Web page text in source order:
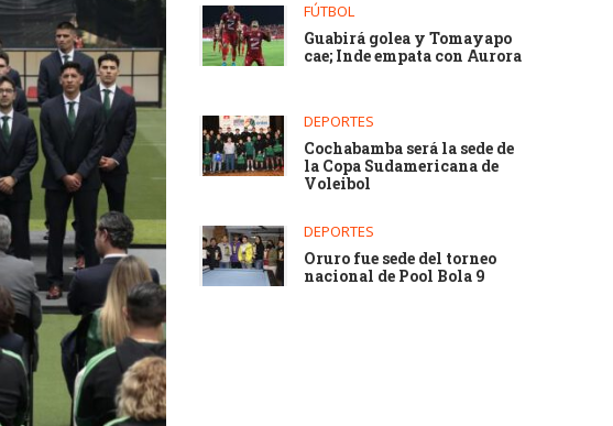
FÚTBOL
Guabirá golea y Tomayapo
cae; Inde empata con Aurora
DEPORTES
Cochabamba será la sede de
la Copa Sudamericana de
Voleibol
DEPORTES
Oruro fue sede del torneo
nacional de Pool Bola 9